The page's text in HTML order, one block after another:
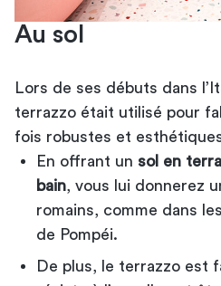
Au sol
Lors de ses débuts dans
terrazzo était utilisé pour
fois robustes et
En offrant un sol en
bain , vous lui donnerez
romains, comme dans
de Pompéi.
De plus, le terrazzo est